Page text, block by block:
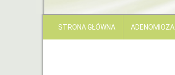
STRONA GŁÓWNA ADENOMIOZA